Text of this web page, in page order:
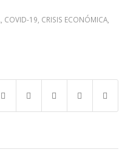
COVID-19 CRISIS ECONÓMICA,